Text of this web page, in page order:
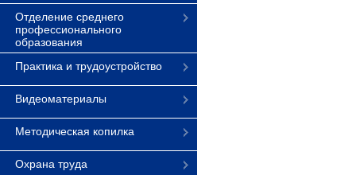
Отделение среднего
профессионального
образования
Практика и трудоустройство
Видеоматериалы
Методическая копилка
Охрана труда